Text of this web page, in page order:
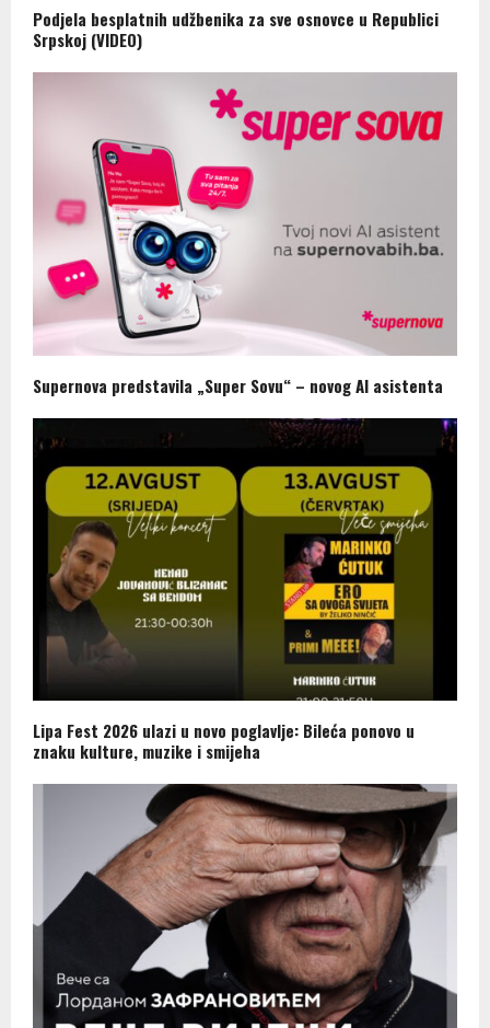
Podjela besplatnih udžbenika za sve osnovce u Republici
Srpskoj (VIDEO)
Supernova predstavila „Super Sovu“ – novog AI asistenta
Lipa Fest 2026 ulazi u novo poglavlje: Bileća ponovo u
znaku kulture, muzike i smijeha